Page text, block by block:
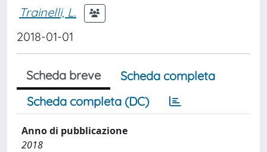
Trainelli, L.
2018-01-01
Scheda breve
Scheda completa
Scheda completa (DC)
Anno di pubblicazione
2018